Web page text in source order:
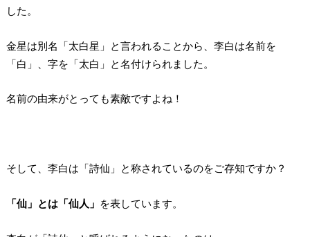
した。
金星は別名「太白星」と言われることから、李白は名前を
「白」、字を「太白」と名付けられました。
名前の由来がとっても素敵ですよね！
そして、李白は「詩仙」と称されているのをご存知ですか？
「仙」とは「仙人」 を表しています。